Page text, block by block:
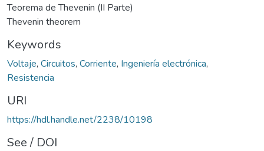
Teorema de Thevenin (II Parte)
Thevenin theorem
Keywords
Voltaje, Circuitos, Corriente, Ingeniería electrónica,
Resistencia
URI
https://hdl.handle.net/2238/10198
See / DOI